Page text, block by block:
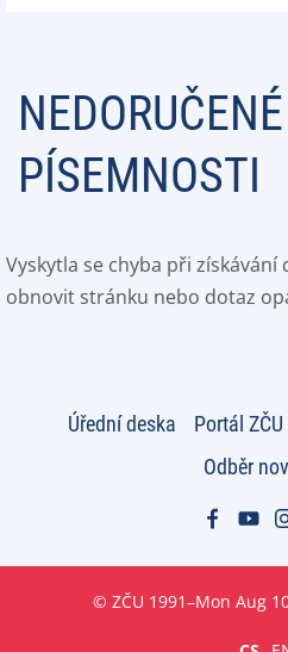
NEDORUČENÉ
PÍSEMNOSTI
Vyskytla se chyba při
obnovit stránku nebo dotaz
Úřední deska Portál ZČU
Odběr
© ZČU 1991–Mon Aug